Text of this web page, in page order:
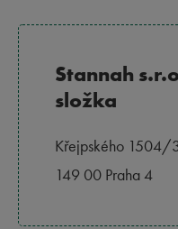
Stannah
složka
Křejpského 1504/
149 00 Praha 4